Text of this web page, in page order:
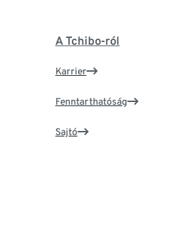
A Tchibo-ról
Karrier
Fenntarthatóság
Sajtó